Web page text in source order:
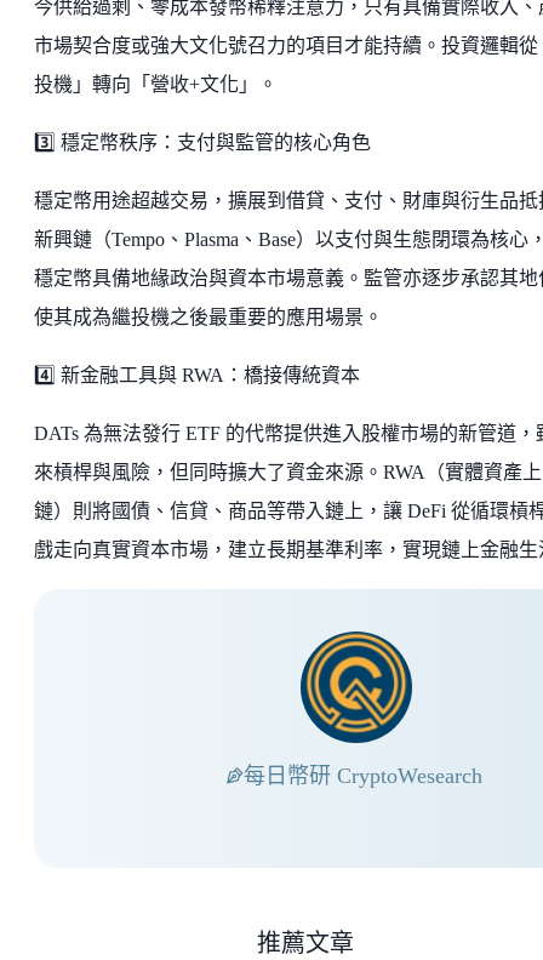
今供給過剩、零成本發幣稀釋注意力，只有具備實際收入、
市場契合度或強大文化號召力的項目才能持續。投資邏輯從
投機」轉向「營收+文化」。
3️⃣ 穩定幣秩序：支付與監管的核心角色
穩定幣用途超越交易，擴展到借貸、支付、財庫與衍生品抵
新興鏈（Tempo、Plasma、Base）以支付與生態閉環為核心
穩定幣具備地緣政治與資本市場意義。監管亦逐步承認其地
使其成為繼投機之後最重要的應用場景。
4️⃣ 新金融工具與 RWA：橋接傳統資本
DATs 為無法發行 ETF 的代幣提供進入股權市場的新管道，
來槓桿與風險，但同時擴大了資金來源。RWA（實體資產上
鏈）則將國債、信貸、商品等帶入鏈上，讓 DeFi 從循環槓
戲走向真實資本市場，建立長期基準利率，實現鏈上金融生
每日幣研 CryptoWesearch
推薦文章